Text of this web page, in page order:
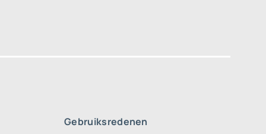
Gebruiksredenen